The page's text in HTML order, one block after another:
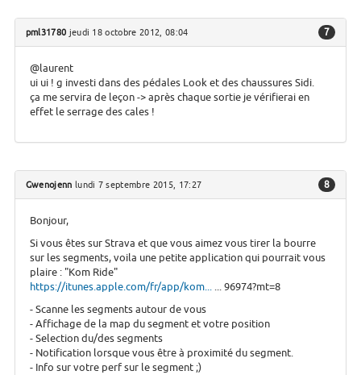
pml31780 jeudi 18 octobre 2012, 08:04 7
@laurent
ui ui ! g investi dans des pédales Look et des chaussures Sidi.
ça me servira de leçon -> après chaque sortie je vérifierai en
effet le serrage des cales !
Gwenojenn lundi 7 septembre 2015, 17:27 8
Bonjour,
Si vous êtes sur Strava et que vous aimez vous tirer la bourre
sur les segments, voila une petite application qui pourrait vous
plaire : "Kom Ride"
https://itunes.apple.com/fr/app/kom...... 96974?mt=8
- Scanne les segments autour de vous
- Affichage de la map du segment et votre position
- Selection du/des segments
- Notification lorsque vous être à proximité du segment.
- Info sur votre perf sur le segment ;)